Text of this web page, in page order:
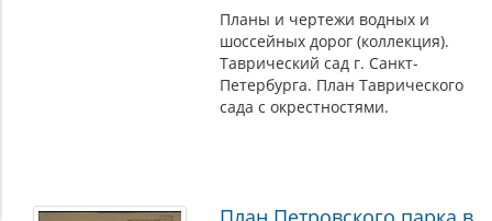
Планы и чертежи водных и
шоссейных дорог (коллекция).
Таврический сад г. Санкт-
Петербурга. План Таврического
сада с окрестностями.